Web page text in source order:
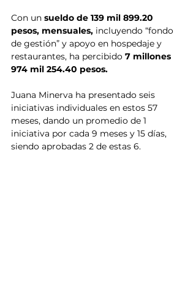
Con un sueldo de 139 mil 899.20
pesos, mensuales, incluyendo “fondo
de gestión” y apoyo en hospedaje y
restaurantes, ha percibido 7 millones
974 mil 254.40 pesos.
Juana Minerva ha presentado seis
iniciativas individuales en estos 57
meses, dando un promedio de 1
iniciativa por cada 9 meses y 15 días,
siendo aprobadas 2 de estas 6.